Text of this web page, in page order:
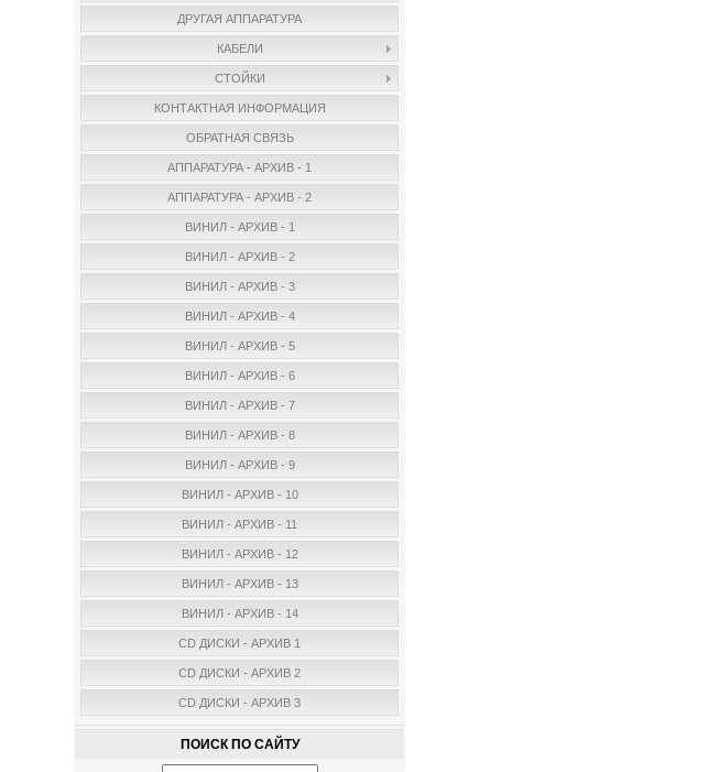
ДРУГАЯ АППАРАТУРА
КАБЕЛИ
СТОЙКИ
КОНТАКТНАЯ ИНФОРМАЦИЯ
ОБРАТНАЯ СВЯЗЬ
АППАРАТУРА - АРХИВ - 1
АППАРАТУРА - АРХИВ - 2
ВИНИЛ - АРХИВ - 1
ВИНИЛ - АРХИВ - 2
ВИНИЛ - АРХИВ - 3
ВИНИЛ - АРХИВ - 4
ВИНИЛ - АРХИВ - 5
ВИНИЛ - АРХИВ - 6
ВИНИЛ - АРХИВ - 7
ВИНИЛ - АРХИВ - 8
ВИНИЛ - АРХИВ - 9
ВИНИЛ - АРХИВ - 10
ВИНИЛ - АРХИВ - 11
ВИНИЛ - АРХИВ - 12
ВИНИЛ - АРХИВ - 13
ВИНИЛ - АРХИВ - 14
CD ДИСКИ - АРХИВ 1
CD ДИСКИ - АРХИВ 2
CD ДИСКИ - АРХИВ 3
ПОИСК ПО САЙТУ